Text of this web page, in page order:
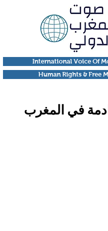
Human Rights & Free
International Voice Of
في المغرب
ليس رقمًا من أصل 5 نجوم.